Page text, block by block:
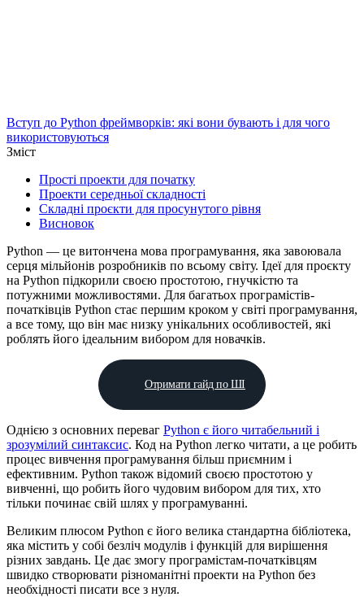
Вступ до Python фреймворків: які вони бувають і для чого
використовуються
Зміст
Прості проекти для початку
Проекти середньої складності
Складні проєкти для просунутого рівня
Висновок
Python — це витончена мова програмування, яка завоювала
серця мільйонів розробників по всьому світу. Ідеї для проєкту
на Python підкорили своєю простотою, гнучкістю та
потужними можливостями. Для багатьох програмістів-
початківців Python стає першим кроком у світі програмування,
а все тому, що він має низку унікальних особливостей, які
роблять його ідеальним вибором для новачків.
Отримати гайд по ШІ
Однією з основних переваг Python є його читабельний і
зрозумілий синтаксис. Код на Python легко читати, а це робить
процес вивчення програмування більш приємним і
ефективним. Python також відомий своєю простотою у
вивченні, що робить його чудовим вибором для тих, хто
тільки починає свій шлях у програмуванні.
Великим плюсом Python є його велика стандартна бібліотека,
яка містить у собі безліч модулів і функцій для вирішення
різних завдань. Це дає змогу програмістам-початківцям
швидко створювати різноманітні проекти на Python без
необхідності писати все з нуля.